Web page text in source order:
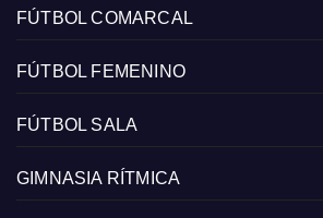
FÚTBOL COMARCAL
FÚTBOL FEMENINO
FÚTBOL SALA
GIMNASIA RÍTMICA